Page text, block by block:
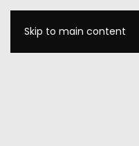
Skip to main content